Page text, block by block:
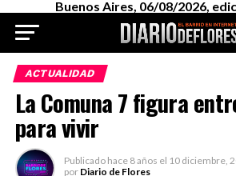
Buenos Aires, 06/08/2026,
ACTUALIDAD
La Comuna 7 figura
para vivir
Publicado hace 8 años el 10 diciembre,
por Diario de Flores